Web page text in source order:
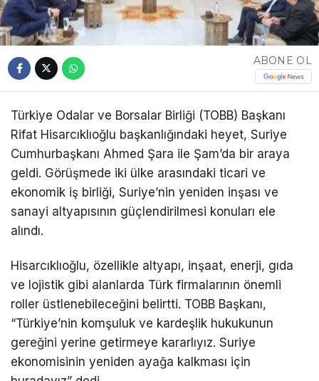
ABONE OL
Türkiye Odalar ve Borsalar Birliği (TOBB) Başkanı
Rifat Hisarcıklıoğlu başkanlığındaki heyet, Suriye
Cumhurbaşkanı Ahmed Şara ile Şam’da bir araya
geldi. Görüşmede iki ülke arasındaki ticari ve
ekonomik iş birliği, Suriye’nin yeniden inşası ve
sanayi altyapısının güçlendirilmesi konuları ele
alındı.
Hisarcıklıoğlu, özellikle altyapı, inşaat, enerji, gıda
ve lojistik gibi alanlarda Türk firmalarının önemli
roller üstlenebileceğini belirtti. TOBB Başkanı,
“Türkiye’nin komşuluk ve kardeşlik hukukunun
gereğini yerine getirmeye kararlıyız. Suriye
ekonomisinin yeniden ayağa kalkması için